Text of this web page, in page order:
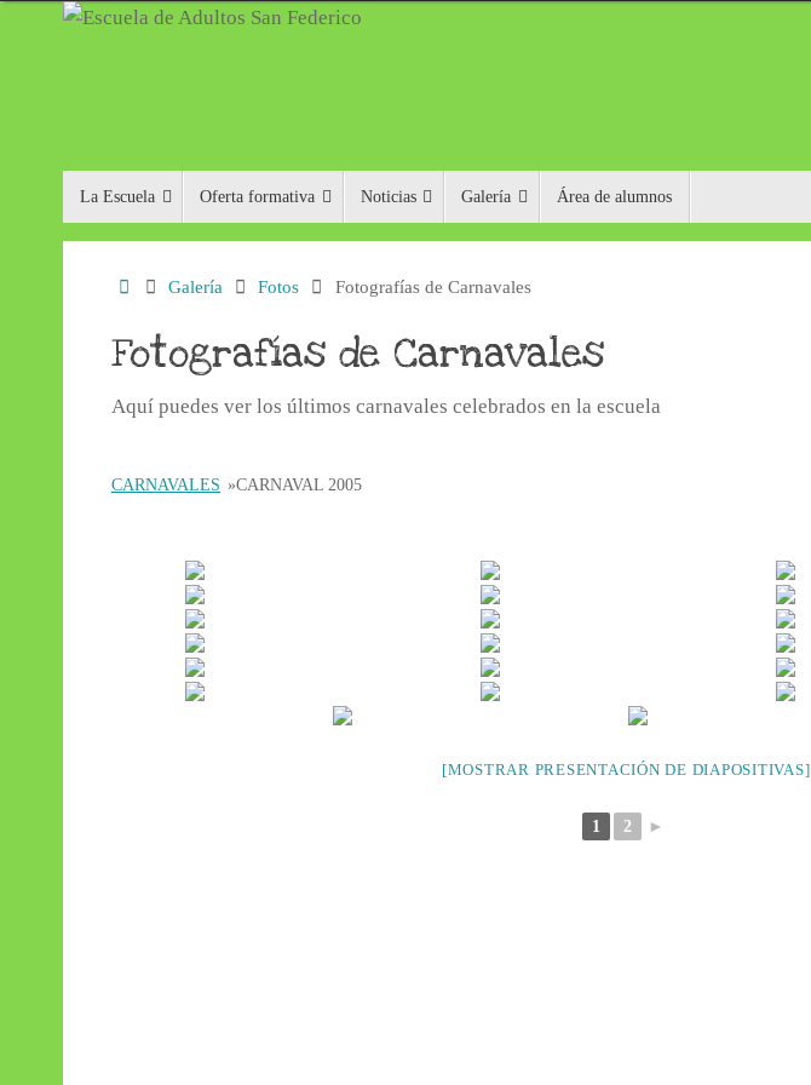
La Escuela Oferta formativa Noticias Galería Área de alumnos
InicioGalería Fotos Fotografías de Carnavales
Fotografías de Carnavales
Aquí puedes ver los últimos carnavales celebrados en la escuela
CARNAVALES »CARNAVAL 2005
[MOSTRAR PRESENTACIÓN DE DIAPOSITIVAS]
1 2 ►